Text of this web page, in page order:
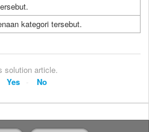
kategori tersebut.
solution article.
Yes No